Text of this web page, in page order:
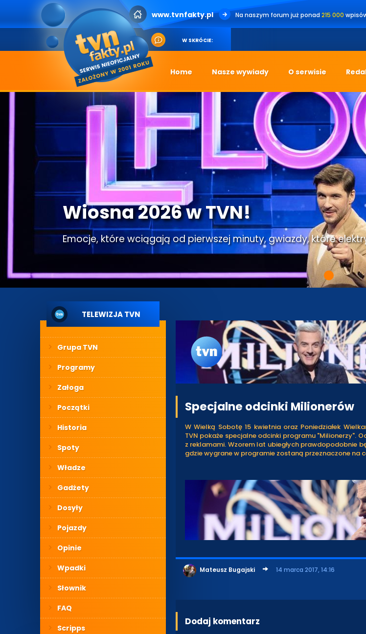
www.tvnfakty.pl Na naszym forum już ponad 215 000
W SKRÓCIE:
Home Nasze wywiady O serwisie
Wiosna 2026 w TVN!
Emocje, które wciągają od pierwszej minuty, gwiazdy, które
TELEWIZJA TVN
Grupa TVN
Programy
Załoga
Początki
Historia
Spoty
Władze
Gadżety
Dosyły
Pojazdy
Opinie
Wpadki
Słownik
FAQ
Scripps
Specjalne odcinki Milionerów
W Wielką Sobotę 15 kwietnia oraz Poniedziałek
TVN pokaże specjalne odcinki programu "Milionerzy".
z reklamami. Wzorem lat ubiegłych prawdopodobnie
gdzie wygrane w programie zostaną przeznaczone na
Mateusz Bugajski 14 marca 2017, 14:16
Dodaj komentarz